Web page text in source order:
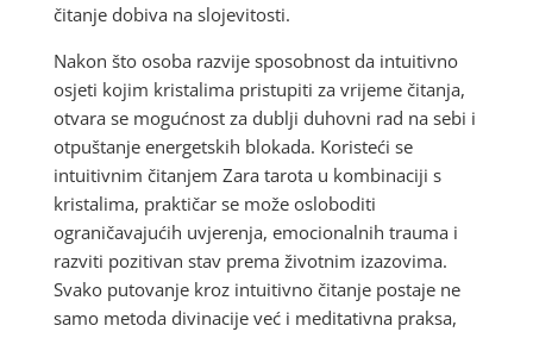
čitanje dobiva na slojevitosti.
Nakon što osoba razvije sposobnost da intuitivno
osjeti kojim kristalima pristupiti za vrijeme čitanja,
otvara se mogućnost za dublji duhovni rad na sebi i
otpuštanje energetskih blokada. Koristeći se
intuitivnim čitanjem Zara tarota u kombinaciji s
kristalima, praktičar se može osloboditi
ograničavajućih uvjerenja, emocionalnih trauma i
razviti pozitivan stav prema životnim izazovima.
Svako putovanje kroz intuitivno čitanje postaje ne
samo metoda divinacije već i meditativna praksa,